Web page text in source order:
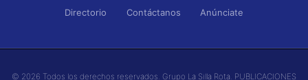
Directorio Contáctanos Anúnciate
© 2026 Todos los derechos reservados. Grupo La Silla Rota. PUBLICACIONES